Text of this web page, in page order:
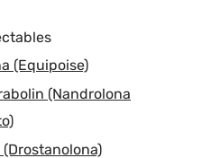
(Equipoise)
(Nandrolona